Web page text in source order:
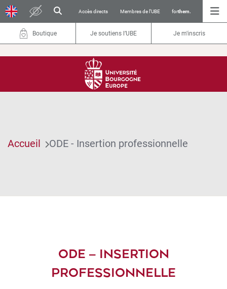
Accès directs Membres de l’UBE forthem.
Boutique Je soutiens l’UBE Je m'inscris
Accueil ODE - Insertion professionnelle
ODE – INSERTION
PROFESSIONNELLE